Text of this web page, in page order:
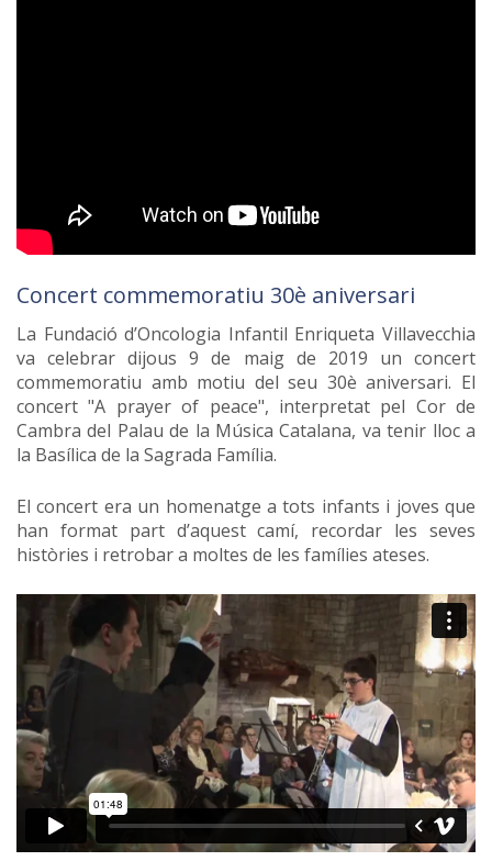
Concert commemoratiu 30è aniversari
La Fundació d’Oncologia Infantil Enriqueta Villavecchia
va celebrar dijous 9 de maig de 2019 un concert
commemoratiu amb motiu del seu 30è aniversari. El
concert "A prayer of peace", interpretat pel Cor de
Cambra del Palau de la Música Catalana, va tenir lloc a
la Basílica de la Sagrada Família.
El concert era un homenatge a tots infants i joves que
han format part d’aquest camí, recordar les seves
històries i retrobar a moltes de les famílies ateses.